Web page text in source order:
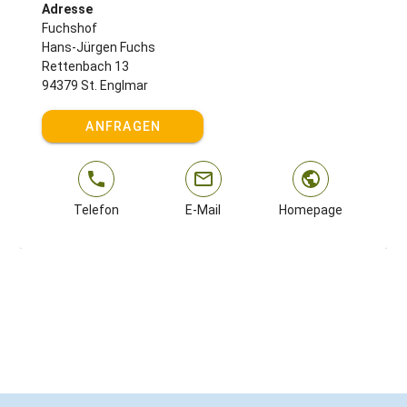
Englmar
Für Wanderer: Hirschenstein
Für Kulturinteressierte: Konzerte im Kurpark Sankt
Englmar
Gastgeber spricht:Deutsch
Adresse
Fuchshof
Hans-Jürgen Fuchs
Rettenbach 13
94379 St. Englmar
ANFRAGEN
Telefon E-Mail Homepage